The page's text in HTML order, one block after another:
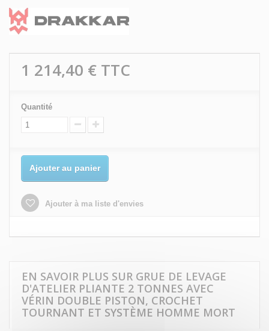
1 214,40 € TTC
Quantité
Ajouter au panier
Ajouter à ma liste d'envies
EN SAVOIR PLUS SUR GRUE DE LEVAGE
D'ATELIER PLIANTE 2 TONNES AVEC
VÉRIN DOUBLE PISTON, CROCHET
TOURNANT ET SYSTÈME HOMME MORT